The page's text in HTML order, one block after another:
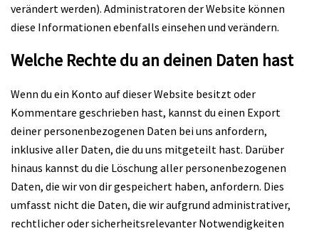
verändert werden). Administratoren der Website können
diese Informationen ebenfalls einsehen und verändern.
Welche Rechte du an deinen Daten hast
Wenn du ein Konto auf dieser Website besitzt oder
Kommentare geschrieben hast, kannst du einen Export
deiner personenbezogenen Daten bei uns anfordern,
inklusive aller Daten, die du uns mitgeteilt hast. Darüber
hinaus kannst du die Löschung aller personenbezogenen
Daten, die wir von dir gespeichert haben, anfordern. Dies
umfasst nicht die Daten, die wir aufgrund administrativer,
rechtlicher oder sicherheitsrelevanter Notwendigkeiten